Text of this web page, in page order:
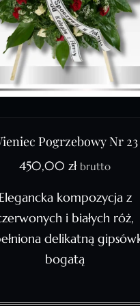
Pogrzebowy Nr 23
450,00 zł brutto
Elegancka kompozycja z
i białych róż,
delikatną
bogatą